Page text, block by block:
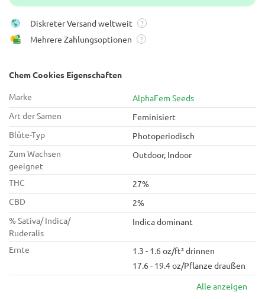
Diskreter Versand weltweit ?
Mehrere Zahlungsoptionen ?
Chem Cookies Eigenschaften
Marke
AlphaFem Seeds
Art der Samen
Feminisiert
Blüte-Typ
Photoperiodisch
Zum Wachsen
geeignet
Outdoor, Indoor
THC
27%
CBD
2%
% Sativa/ Indica/
Ruderalis
Indica dominant
Ernte
1.3 - 1.6 oz/ft² drinnen
17.6 - 19.4 oz/Pflanze draußen
Alle anzeigen